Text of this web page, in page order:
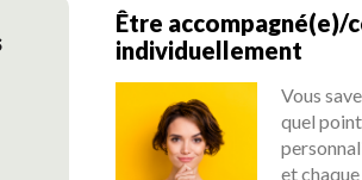
Être accompagné(e)/
individuellement
Vous
quel
et